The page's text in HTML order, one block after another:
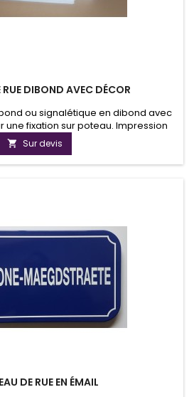
RUE DIBOND AVEC DÉCOR
ou signalétique en dibond avec
une fixation sur poteau. Impression
l'uv sur film vinyle avec plastification.
 Sur devis
DE RUE EN ÉMAIL